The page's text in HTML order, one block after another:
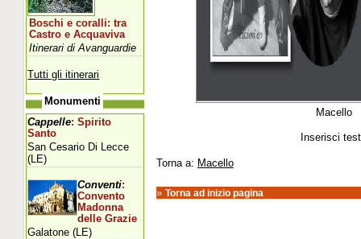
Macello
Inserisci
Torna a: Macello
» Torna ad inizio pagina
Boschi e coralli: tra
Castro e Acquaviva
Itinerari di Avanguardie
Tutti gli itinerari
Monumenti
Cappelle: Spirito
Santo
San Cesario Di Lecce
(LE)
Conventi:
Convento
Madonna
delle Grazie
Galatone (LE)